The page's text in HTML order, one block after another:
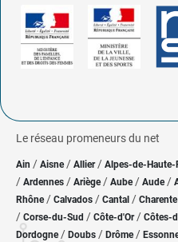
Le réseau promeneurs du net
Ain / Aisne/ Allier/ Alpes-de-Haute-
/ Ardennes / Ariège/ Aube/ Aude /
Rhône/ Calvados / Cantal / Charente
/ Corse-du-Sud / Côte-d'Or / Côtes-
Dordogne/ Doubs / Drôme/